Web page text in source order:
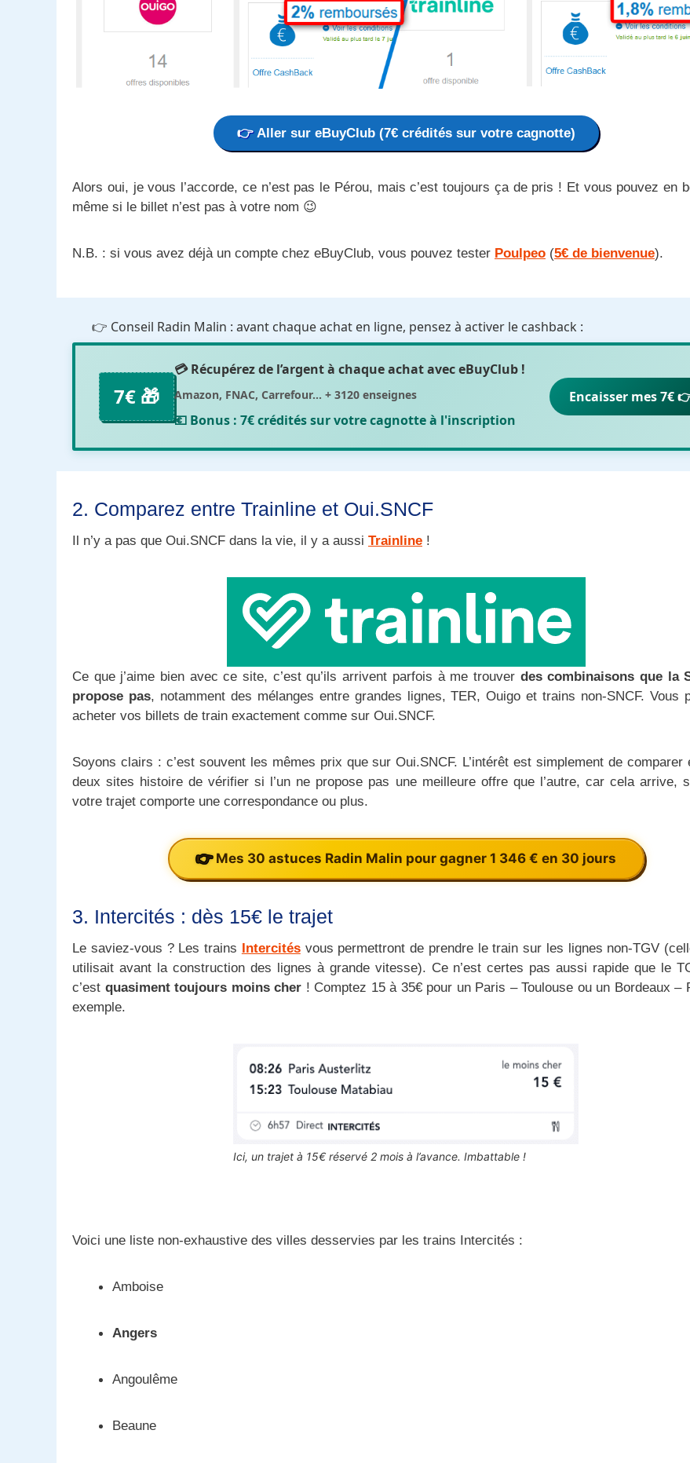
Aller sur eBuyClub (7€ crédités sur votre cagnotte)
Alors oui, je vous l’accorde, ce n’est pas le Pérou, mais c’est toujours ça de pris ! Et vous pouvez en
même si le billet n’est pas à votre nom 😉
N.B. : si vous avez déjà un compte chez eBuyClub, vous pouvez tester Poulpeo (5€ de bienvenue).
👉 Conseil Radin Malin : avant chaque achat en ligne, pensez à activer le cashback :
7€ 🎁
💳 Récupérez de l’argent à chaque achat aveceBuyClub !
Amazon, FNAC, Carrefour... + 3120 enseignes
💶 Bonus : 7€ crédités sur votre cagnotteà l'inscription
Encaisser mes 7€
2. Comparez entre Trainline et Oui.SNCF
Il n’y a pas que Oui.SNCF dans la vie, il y a aussi Trainline !
Ce que j’aime bien avec ce site, c’est qu’ils arrivent parfois à me trouver des combinaisons que la
propose pas, notamment des mélanges entre grandes lignes, TER, Ouigo et trains non-SNCF. Vous
acheter vos billets de train exactement comme sur Oui.SNCF.
Soyons clairs : c’est souvent les mêmes prix que sur Oui.SNCF. L’intérêt est simplement de comparer
deux sites histoire de vérifier si l’un ne propose pas une meilleure offre que l’autre, car cela arrive,
votre trajet comporte une correspondance ou plus.
Mes 30 astuces Radin Malin pour gagner 1 346 € en 30 jours
3. Intercités : dès 15€ le trajet
Le saviez-vous ? Les trains Intercitésvous permettront de prendre le train sur les lignes non-TGV
utilisait avant la construction des lignes à grande vitesse). Ce n’est certes pas aussi rapide que le
c’est quasiment toujours moins cher ! Comptez 15 à 35€ pour un Paris – Toulouse ou un Bordeaux –
exemple.
Ici, un trajet à 15€ réservé 2 mois à l’avance. Imbattable !
Voici une liste non-exhaustive des villes desservies par les trains Intercités :
Amboise
Angers
Angoulême
Beaune